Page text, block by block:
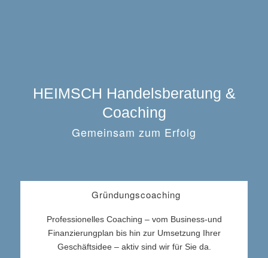
HEIMSCH Handelsberatung &
Coaching
Gemeinsam zum Erfolg
Gründungscoaching
Professionelles Coaching – vom Business-und
Finanzierungplan bis hin zur Umsetzung Ihrer
Geschäftsidee – aktiv sind wir für Sie da.